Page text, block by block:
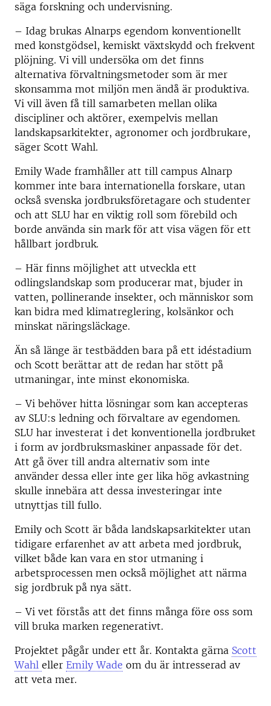
säga forskning och undervisning.
– Idag brukas Alnarps egendom konventionellt
med konstgödsel, kemiskt växtskydd och frekvent
plöjning. Vi vill undersöka om det finns
alternativa förvaltningsmetoder som är mer
skonsamma mot miljön men ändå är produktiva.
Vi vill även få till samarbeten mellan olika
discipliner och aktörer, exempelvis mellan
landskapsarkitekter, agronomer och jordbrukare,
säger Scott Wahl.
Emily Wade framhåller att till campus Alnarp
kommer inte bara internationella forskare, utan
också svenska jordbruksföretagare och studenter
och att SLU har en viktig roll som förebild och
borde använda sin mark för att visa vägen för ett
hållbart jordbruk.
– Här finns möjlighet att utveckla ett
odlingslandskap som producerar mat, bjuder in
vatten, pollinerande insekter, och människor som
kan bidra med klimatreglering, kolsänkor och
minskat näringsläckage.
Än så länge är testbädden bara på ett idéstadium
och Scott berättar att de redan har stött på
utmaningar, inte minst ekonomiska.
– Vi behöver hitta lösningar som kan accepteras
av SLU:s ledning och förvaltare av egendomen.
SLU har investerat i det konventionella jordbruket
i form av jordbruksmaskiner anpassade för det.
Att gå över till andra alternativ som inte
använder dessa eller inte ger lika hög avkastning
skulle innebära att dessa investeringar inte
utnyttjas till fullo.
Emily och Scott är båda landskapsarkitekter utan
tidigare erfarenhet av att arbeta med jordbruk,
vilket både kan vara en stor utmaning i
arbetsprocessen men också möjlighet att närma
sig jordbruk på nya sätt.
– Vi vet förstås att det finns många före oss som
vill bruka marken regenerativt.
Projektet pågår under ett år. Kontakta gärna Scott
Wahl eller Emily Wade om du är intresserad av
att veta mer.